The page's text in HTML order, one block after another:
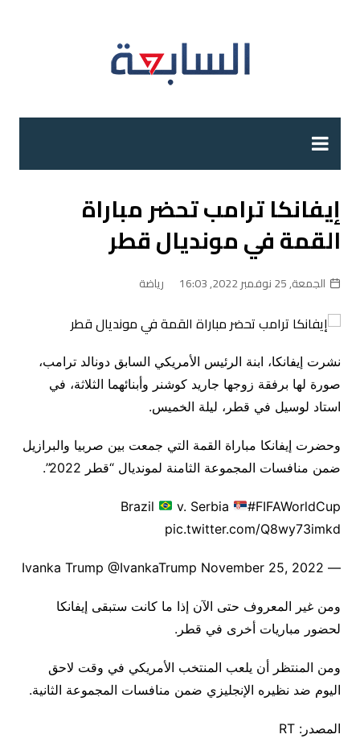
إيفانكا ترامب تحضر مباراة
القمة في مونديال قطر
الجمعة, 25 نوفمبر 2022, 16:03 رياضة
نشرت إيفانكا، ابنة الرئيس الأمريكي السابق دونالد ترامب،
صورة لها برفقة زوجها جاريد كوشنر وأبنائهما الثلاثة، في
استاد لوسيل في قطر، ليلة الخميس.
وحضرت إيفانكا مباراة القمة التي جمعت بين صربيا والبرازيل
ضمن منافسات المجموعة الثامنة لمونديال “قطر 2022”.
Brazil v. Serbia
#FIFAWorldCup
pic.twitter.com/Q8wy73imkd
— Ivanka Trump @IvankaTrump November 25, 2022
ومن غير المعروف حتى الآن إذا ما كانت ستبقى إيفانكا
لحضور مباريات أخرى في قطر.
ومن المنتظر أن يلعب المنتخب الأمريكي في وقت لاحق
اليوم ضد نظيره الإنجليزي ضمن منافسات المجموعة الثانية.
المصدر: RT